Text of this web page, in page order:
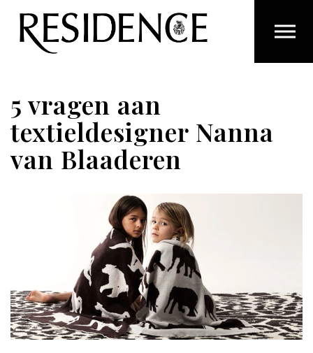
Overslaan en ga direct naar de inhoud
5 vragen aan
textieldesigner Nanna
van Blaaderen